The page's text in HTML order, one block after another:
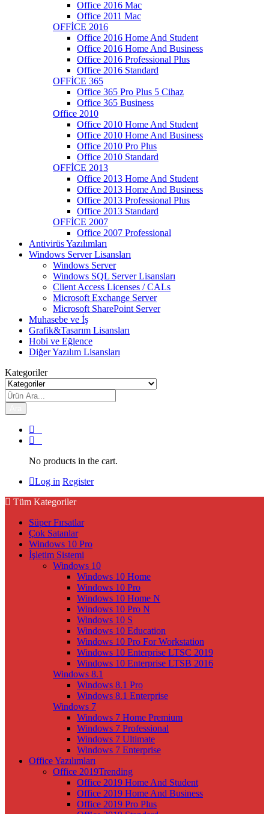
Office 2016 Mac
Office 2011 Mac
OFFİCE 2016
Office 2016 Home And Student
Office 2016 Home And Business
Office 2016 Professional Plus
Office 2016 Standard
OFFİCE 365
Office 365 Pro Plus 5 Cihaz
Office 365 Business
Office 2010
Office 2010 Home And Student
Office 2010 Home And Business
Office 2010 Pro Plus
Office 2010 Standard
OFFİCE 2013
Office 2013 Home And Student
Office 2013 Home And Business
Office 2013 Professional Plus
Office 2013 Standard
OFFİCE 2007
Office 2007 Professional
Antivirüs Yazılımları
Windows Server Lisansları
Windows Server
Windows SQL Server Lisansları
Client Access Licenses / CALs
Microsoft Exchange Server
Microsoft SharePoint Server
Muhasebe ve İş
Grafik&Tasarım Lisansları
Hobi ve Eğlence
Diğer Yazılım Lisansları
Kategoriler
No products in the cart.
Log in Register
Tüm Kategoriler
Süper Fırsatlar
Çok Satanlar
Windows 10 Pro
İşletim Sistemi
Windows 10
Windows 10 Home
Windows 10 Pro
Windows 10 Home N
Windows 10 Pro N
Windows 10 S
Windows 10 Education
Windows 10 Pro For Workstation
Windows 10 Enterprise LTSC 2019
Windows 10 Enterprise LTSB 2016
Windows 8.1
Windows 8.1 Pro
Windows 8.1 Enterprise
Windows 7
Windows 7 Home Premium
Windows 7 Professional
Windows 7 Ultimate
Windows 7 Enterprise
Office Yazılımları
Office 2019Trending
Office 2019 Home And Student
Office 2019 Home And Business
Office 2019 Pro Plus